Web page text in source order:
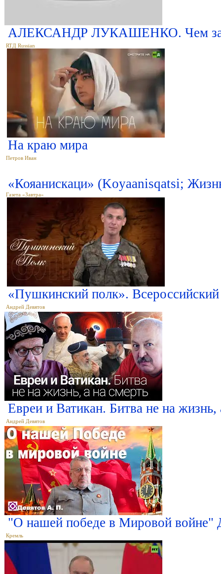
АЛЕКСАНДР ЛУКАШЕНКО. Чем
RTД Russian
На краю мира
Петров Иван
«Кояанискаци» (Koyaanisqatsi;
Газета «Завтра»
«Пушкинский полк». Всероссийский
Андрей Девятов
Евреи и Ватикан. Битва не на
Андрей Девятов
"О нашей победе в Мировой войне"
Кремль